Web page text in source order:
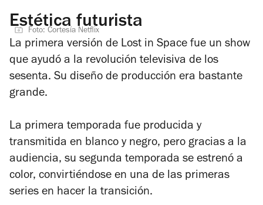
Estética futurista
Foto: Cortesía Netflix
La primera versión de Lost in Space fue un show
que ayudó a la revolución televisiva de los
sesenta. Su diseño de producción era bastante
grande.
La primera temporada fue producida y
transmitida en blanco y negro, pero gracias a la
audiencia, su segunda temporada se estrenó a
color, convirtiéndose en una de las primeras
series en hacer la transición.